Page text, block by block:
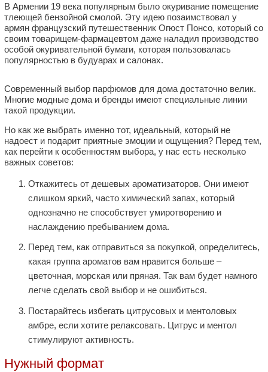
В Армении 19 века популярным было окуривание помещение
тлеющей бензойной смолой. Эту идею позаимствовал у
армян французский путешественник Огюст Понсо, который со
своим товарищем-фармацевтом даже наладил производство
особой окуривательной бумаги, которая пользовалась
популярностью в будуарах и салонах.
Современный выбор парфюмов для дома достаточно велик.
Многие модные дома и бренды имеют специальные линии
такой продукции.
Но как же выбрать именно тот, идеальный, который не
надоест и подарит приятные эмоции и ощущения? Перед тем,
как перейти к особенностям выбора, у нас есть несколько
важных советов:
Откажитесь от дешевых ароматизаторов. Они имеют
слишком яркий, часто химический запах, который
однозначно не способствует умиротворению и
наслаждению пребыванием дома.
Перед тем, как отправиться за покупкой, определитесь,
какая группа ароматов вам нравится больше –
цветочная, морская или пряная. Так вам будет намного
легче сделать свой выбор и не ошибиться.
Постарайтесь избегать цитрусовых и ментоловых
амбре, если хотите релаксовать. Цитрус и ментол
стимулируют активность.
Нужный формат